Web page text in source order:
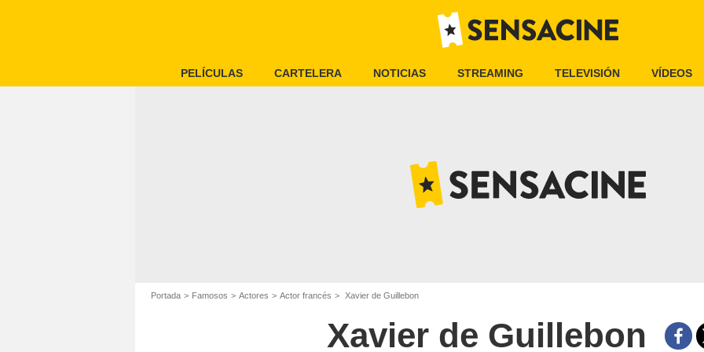
PELÍCULAS CARTELERA NOTICIAS STREAMING TELEVISIÓN VÍDEOS
Portada Famosos Actores Actor francés Xavier de Guillebon
Xavier de Guillebon